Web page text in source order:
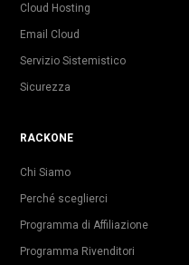
Cloud Hosting
Email Cloud
Servizio Sistemistico
Sicurezza
RACKONE
Chi Siamo
Perché sceglierci
Programma di Affiliazione
Programma Rivenditori